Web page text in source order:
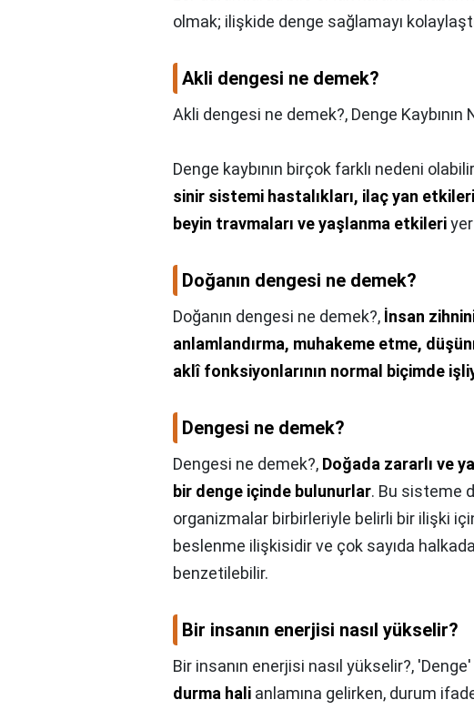
olmak; ilişkide denge sağlamayı
Akli dengesi ne demek?
Akli dengesi ne demek?, Denge Kaybının
Denge kaybının birçok farklı nedeni
sinir sistemi hastalıkları, ilaç yan
beyin travmaları ve yaşlanma etkileriyer
Doğanın dengesi ne demek?
Doğanın dengesi ne demek?, İnsan
anlamlandırma, muhakeme etme,
aklî fonksiyonlarının normal biçimde
Dengesi ne demek?
Dengesi ne demek?, Doğada zararlı ve
bir denge içinde bulunurlar. Bu sisteme
organizmalar birbirleriyle belirli bir ilişki
beslenme ilişkisidir ve çok sayıda
benzetilebilir.
Bir insanın enerjisi nasıl yükselir?
Bir insanın enerjisi nasıl yükselir?, 'Denge'
durma hali anlamına gelirken, durum